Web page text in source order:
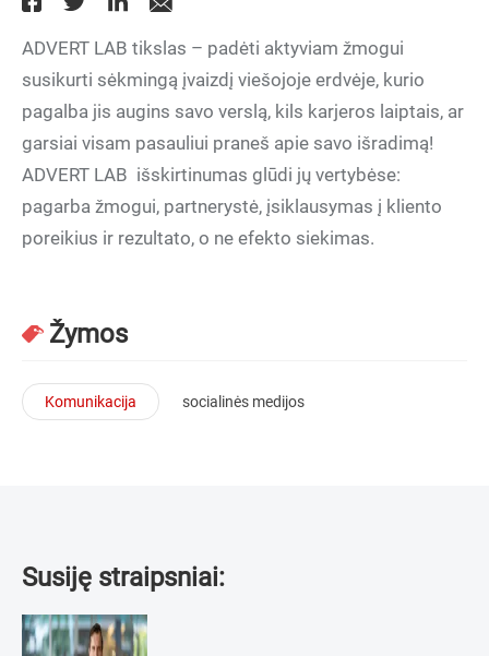
ADVERT LAB tikslas – padėti aktyviam žmogui
susikurti sėkmingą įvaizdį viešojoje erdvėje, kurio
pagalba jis augins savo verslą, kils karjeros laiptais, ar
garsiai visam pasauliui praneš apie savo išradimą!
ADVERT LAB išskirtinumas glūdi jų vertybėse:
pagarba žmogui, partnerystė, įsiklausymas į kliento
poreikius ir rezultato, o ne efekto siekimas.
Žymos
Komunikacija socialinės medijos
Susiję straipsniai: